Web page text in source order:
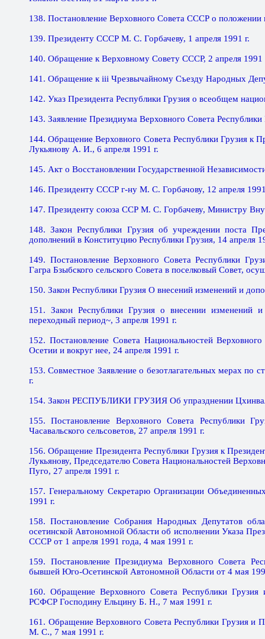
138. Постановление Верховного Совета СССР о
139. Президенту СССР М. С. Горбачеву, 1 апреля 1991 г.
140. Обращение к Верховному Совету СССР, 2 апреля 1991
141. Обращение к iii Чрезвычайному Съезду Народных
142. Указ Президента Республики Грузия о всеобщем
143. Заявление Президиума Верховного Совета Республики
144. Обращение Верховного Совета Республики Грузия
Лукьянову А. И., 6 апреля 1991 г.
145. Акт о Восстановлении Государственной
146. Президенту СССР г-ну М. С. Горбачову, 12 апреля
147. Президенту союза ССР М. С. Горбачеву, Министру
148. Закон Республики Грузия об учреждении поста
дополнений в Конституцию Республики Грузия, 14 апреля
149. Постановление Верховного Совета Республики
Гагра Бзыбского сельского Совета в поселковый Совет,
150. Закон Республики Грузия О внесений изменений и
151. Закон Республики Грузия о внесении изменений
переходный период~, 3 апреля 1991 г.
152. Постановление Совета Национальностей
Осетии и вокруг нее, 24 апреля 1991 г.
153. Совместное Заявление о безотлагательных мерах по
г.
154. Закон РЕСПУБЛИКИ ГРУЗИЯ Об упразднении
155. Постановление Верховного Совета Республики
Часавальского сельсоветов, 27 апреля 1991 г.
156. Обращение Президента Республики Грузия к
Лукьянову, Председателю Совета Национальностей
Пуго, 27 апреля 1991 г.
157. Генеральному Секретарю Организации
1991 г.
158. Постановление Собрания Народных Депутатов
осетинской Автономной Области об исполнении Указа
СССР от 1 апреля 1991 года, 4 мая 1991 г.
159. Постановление Президиума Верховного Совета
бывшей Юго-Осетинской Автономной Области от 4 мая
160. Обращение Верховного Совета Республики
РСФСР Господину Ельцину Б. Н., 7 мая 1991 г.
161. Обращение Верховного Совета Республики Грузия и
М. С., 7 мая 1991 г.